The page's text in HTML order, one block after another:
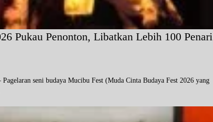
Pukau Penonton, Libatkan Lebih 100 Penari
seni budaya Mucibu Fest (Muda Cinta Budaya Fest 2026 yang